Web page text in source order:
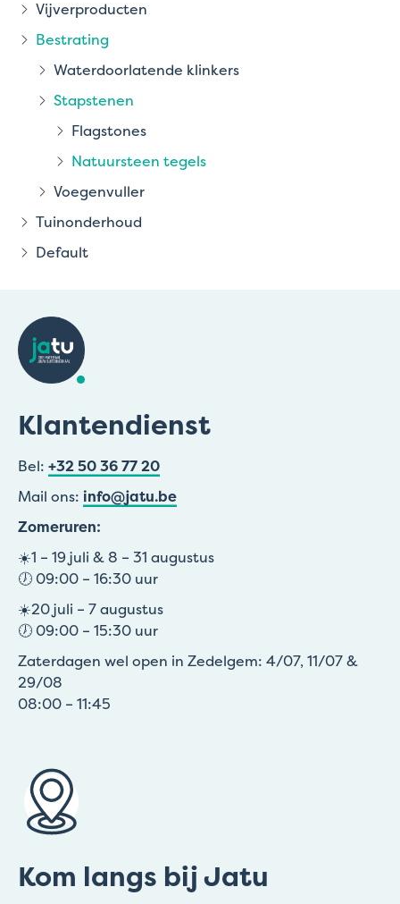
Vijverproducten
Bestrating
Waterdoorlatende klinkers
Stapstenen
Flagstones
Natuursteen tegels
Voegenvuller
Tuinonderhoud
Default
Klantendienst
Bel: +32 50 36 77 20
Mail ons: info@jatu.be
Zomeruren:
☀️1 – 19 juli & 8 – 31 augustus
🕖 09:00 – 16:30 uur
☀️20 juli – 7 augustus
🕖 09:00 – 15:30 uur
Zaterdagen wel open in Zedelgem: 4/07, 11/07 &
29/08
08:00 – 11:45
Kom langs bij Jatu